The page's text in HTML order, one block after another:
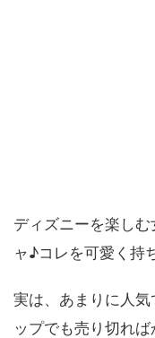
ディズニーを楽し
ャ♪コレを可愛く持
実は、あまりに人
ップでも売り切れば